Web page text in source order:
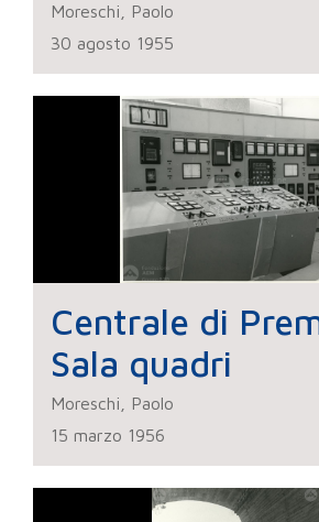
Moreschi, Paolo
30 agosto 1955
Centrale di
Sala quadri
Moreschi, Paolo
15 marzo 1956